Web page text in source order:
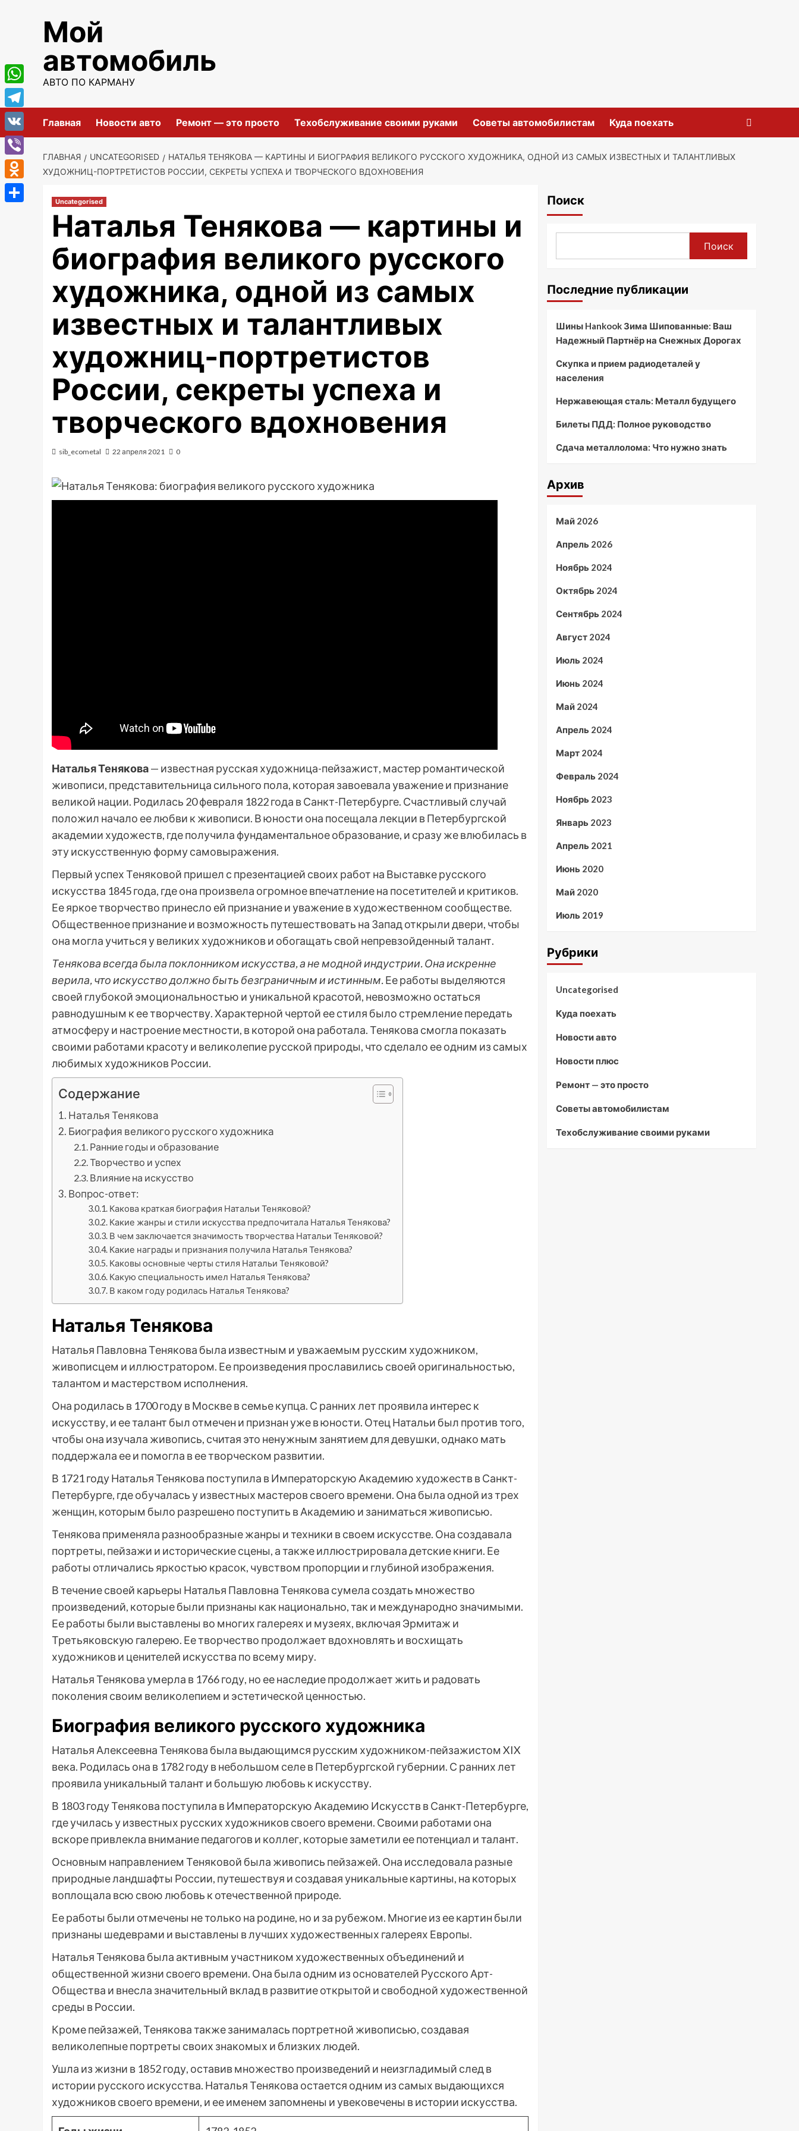
содержимомуМой
автомобиль
АВТО ПО КАРМАНУ
Главная Новости авто Ремонт — это просто Техобслуживание своими руками Советы автомобилистам Куда поехать
ГЛАВНАЯ UNCATEGORISED
НАТАЛЬЯ ТЕНЯКОВА — КАРТИНЫ И БИОГРАФИЯ ВЕЛИКОГО РУССКОГО ХУДОЖНИКА, ОДНОЙ ИЗ САМЫХ ИЗВЕСТНЫХ И ТАЛАНТЛИВЫХ
ХУДОЖНИЦ-ПОРТРЕТИСТОВ РОССИИ, СЕКРЕТЫ УСПЕХА И ТВОРЧЕСКОГО ВДОХНОВЕНИЯ
Uncategorised
Наталья Тенякова — картины и
биография великого русского
художника, одной из самых
известных и талантливых
художниц-портретистов
России, секреты успеха и
творческого вдохновения
sib_ecometal 22 апреля 2021 0
Наталья Тенякова— известная русская художница-пейзажист, мастер романтической
живописи, представительница сильного пола, которая завоевала уважение и признание
великой нации. Родилась 20 февраля 1822 года в Санкт-Петербурге. Счастливый случай
положил начало ее любви к живописи. В юности она посещала лекции в Петербургской
академии художеств, где получила фундаментальное образование, и сразу же влюбилась в
эту искусственную форму самовыражения.
Первый успех Теняковой пришел с презентацией своих работ на Выставке русского
искусства 1845 года, где она произвела огромное впечатление на посетителей и критиков.
Ее яркое творчество принесло ей признание и уважение в художественном сообществе.
Общественное признание и возможность путешествовать на Запад открыли двери, чтобы
она могла учиться у великих художников и обогащать свой непревзойденный талант.
Тенякова всегда была поклонником искусства, а не модной индустрии. Она искренне
верила, что искусство должно быть безграничным и истинным.Ее работы выделяются
своей глубокой эмоциональностью и уникальной красотой, невозможно остаться
равнодушным к ее творчеству. Характерной чертой ее стиля было стремление передать
атмосферу и настроение местности, в которой она работала. Тенякова смогла показать
своими работами красоту и великолепие русской природы, что сделало ее одним из самых
любимых художников России.
Содержание
Наталья Тенякова
Биография великого русского художника
Ранние годы и образование
Творчество и успех
Влияние на искусство
Вопрос-ответ:
Какова краткая биография Натальи Теняковой?
Какие жанры и стили искусства предпочитала Наталья Тенякова?
В чем заключается значимость творчества Натальи Теняковой?
Какие награды и признания получила Наталья Тенякова?
Каковы основные черты стиля Натальи Теняковой?
Какую специальность имел Наталья Тенякова?
В каком году родилась Наталья Тенякова?
Наталья Тенякова
Наталья Павловна Тенякова была известным и уважаемым русским художником,
живописцем и иллюстратором. Ее произведения прославились своей оригинальностью,
талантом и мастерством исполнения.
Она родилась в 1700 году в Москве в семье купца. С ранних лет проявила интерес к
искусству, и ее талант был отмечен и признан уже в юности. Отец Натальи был против того,
чтобы она изучала живопись, считая это ненужным занятием для девушки, однако мать
поддержала ее и помогла в ее творческом развитии.
В 1721 году Наталья Тенякова поступила в Императорскую Академию художеств в Санкт-
Петербурге, где обучалась у известных мастеров своего времени. Она была одной из трех
женщин, которым было разрешено поступить в Академию и заниматься живописью.
Тенякова применяла разнообразные жанры и техники в своем искусстве. Она создавала
портреты, пейзажи и исторические сцены, а также иллюстрировала детские книги. Ее
работы отличались яркостью красок, чувством пропорции и глубиной изображения.
В течение своей карьеры Наталья Павловна Тенякова сумела создать множество
произведений, которые были признаны как национально, так и международно значимыми.
Ее работы были выставлены во многих галереях и музеях, включая Эрмитаж и
Третьяковскую галерею. Ее творчество продолжает вдохновлять и восхищать
художников и ценителей искусства по всему миру.
Наталья Тенякова умерла в 1766 году, но ее наследие продолжает жить и радовать
поколения своим великолепием и эстетической ценностью.
Биография великого русского художника
Наталья Алексеевна Тенякова была выдающимся русским художником-пейзажистом XIX
века. Родилась она в 1782 году в небольшом селе в Петербургской губернии. С ранних лет
проявила уникальный талант и большую любовь к искусству.
В 1803 году Тенякова поступила в Императорскую Академию Искусств в Санкт-Петербурге,
где училась у известных русских художников своего времени. Своими работами она
вскоре привлекла внимание педагогов и коллег, которые заметили ее потенциал и талант.
Основным направлением Теняковой была живопись пейзажей. Она исследовала разные
природные ландшафты России, путешествуя и создавая уникальные картины, на которых
воплощала всю свою любовь к отечественной природе.
Ее работы были отмечены не только на родине, но и за рубежом. Многие из ее картин были
признаны шедеврами и выставлены в лучших художественных галереях Европы.
Наталья Тенякова была активным участником художественных объединений и
общественной жизни своего времени. Она была одним из основателей Русского Арт-
Общества и внесла значительный вклад в развитие открытой и свободной художественной
среды в России.
Кроме пейзажей, Тенякова также занималась портретной живописью, создавая
великолепные портреты своих знакомых и близких людей.
Ушла из жизни в 1852 году, оставив множество произведений и неизгладимый след в
истории русского искусства. Наталья Тенякова остается одним из самых выдающихся
художников своего времени, и ее именем запомнены и увековечены в истории искусства.
Поиск
Поиск
Последние публикации
Шины Hankook Зима Шипованные: Ваш
Надежный Партнёр на Снежных Дорогах
Скупка и прием радиодеталей у
населения
Нержавеющая сталь: Металл будущего
Билеты ПДД: Полное руководство
Сдача металлолома: Что нужно знать
Архив
Май 2026
Апрель 2026
Ноябрь 2024
Октябрь 2024
Сентябрь 2024
Август 2024
Июль 2024
Июнь 2024
Май 2024
Апрель 2024
Март 2024
Февраль 2024
Ноябрь 2023
Январь 2023
Апрель 2021
Июнь 2020
Май 2020
Июль 2019
Рубрики
Uncategorised
Куда поехать
Новости авто
Новости плюс
Ремонт — это просто
Советы автомобилистам
Техобслуживание своими руками
WhatsApp
Telegram
VK
Viber
Odnoklassniki